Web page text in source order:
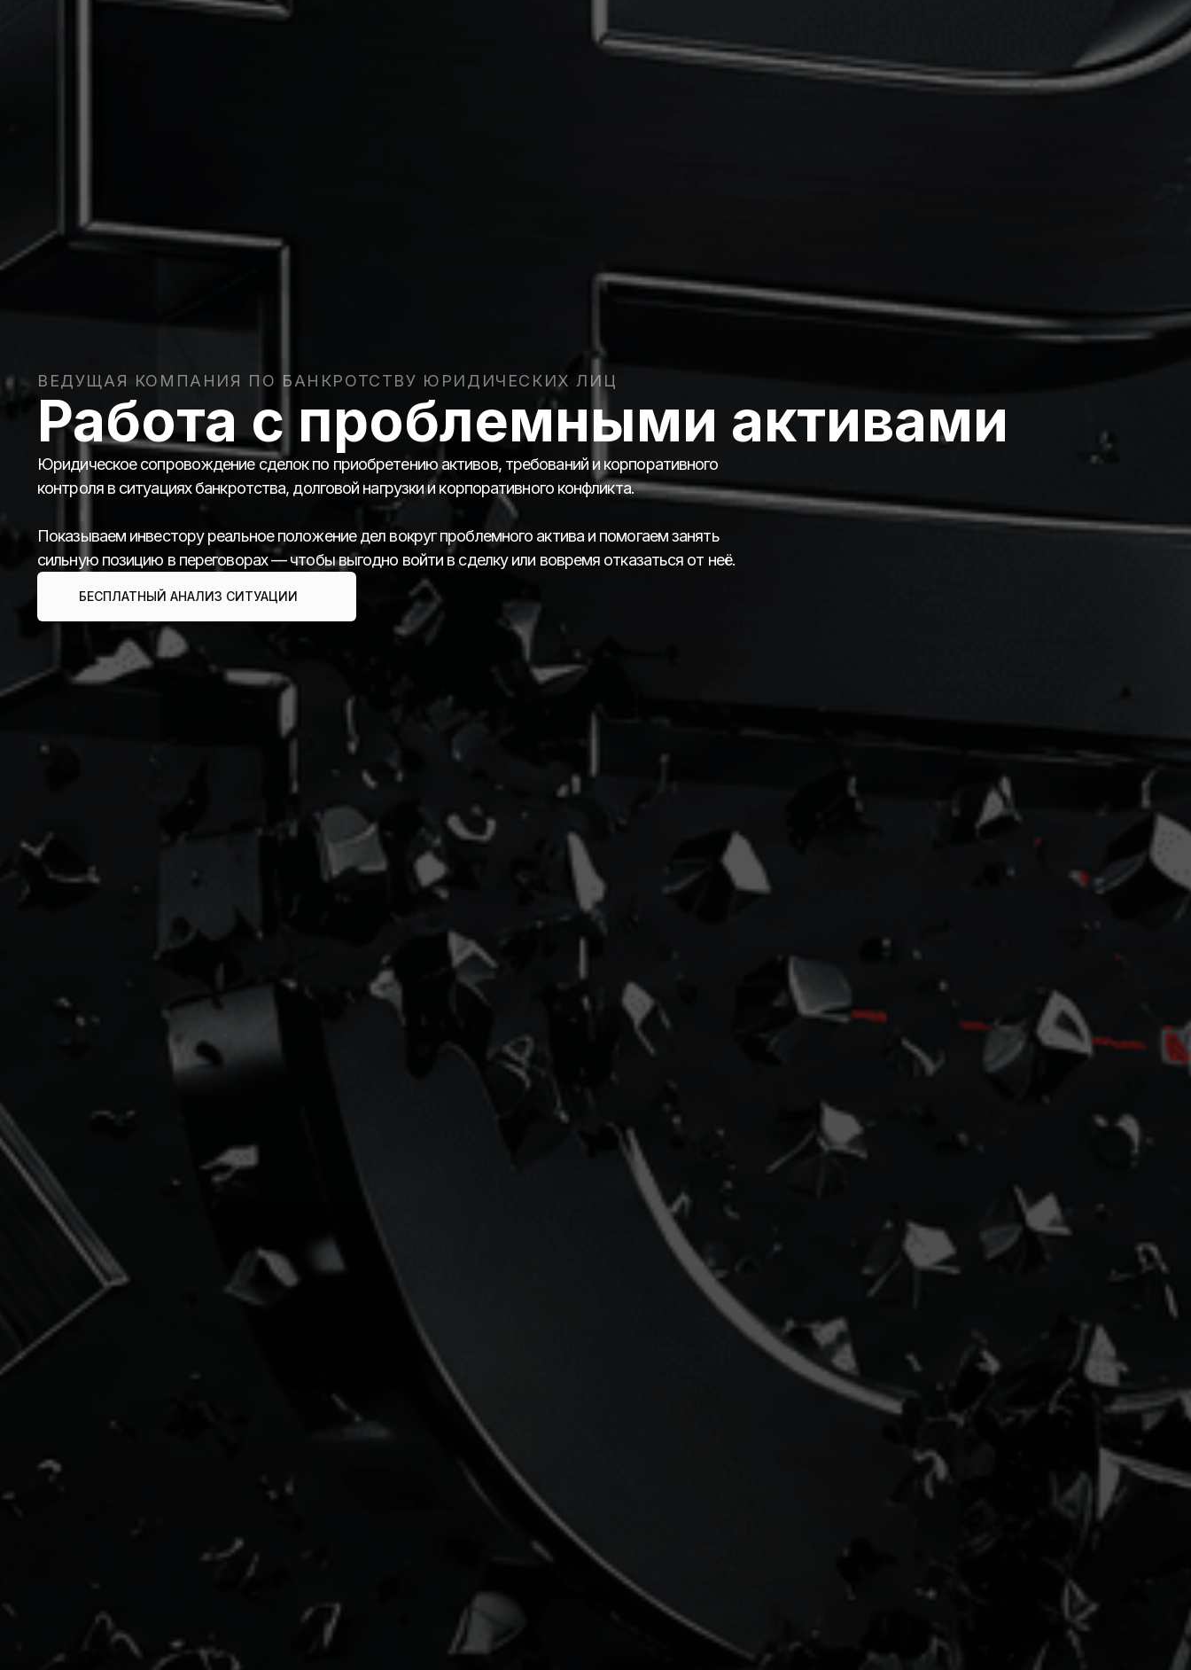
ВЕДУЩАЯ КОМПАНИЯ ПО БАНКРОТСТВУ ЮРИДИЧЕСКИХ ЛИЦ
Работа с проблемными активами
Юридическое сопровождение сделок по приобретению активов, требований и корпоративного
контроля в ситуациях банкротства, долговой нагрузки и корпоративного конфликта.
Показываем инвестору реальное положение дел вокруг проблемного актива и помогаем занять
сильную позицию в переговорах — чтобы выгодно войти в сделку или вовремя отказаться от неё.
БЕСПЛАТНЫЙ АНАЛИЗ СИТУАЦИИ